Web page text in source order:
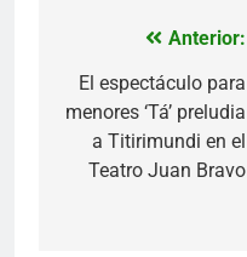
Navegación
de
entradas
Anterior:
El espectáculo para
menores ‘Tá’ preludia
a Titirimundi en el
Teatro Juan Bravo